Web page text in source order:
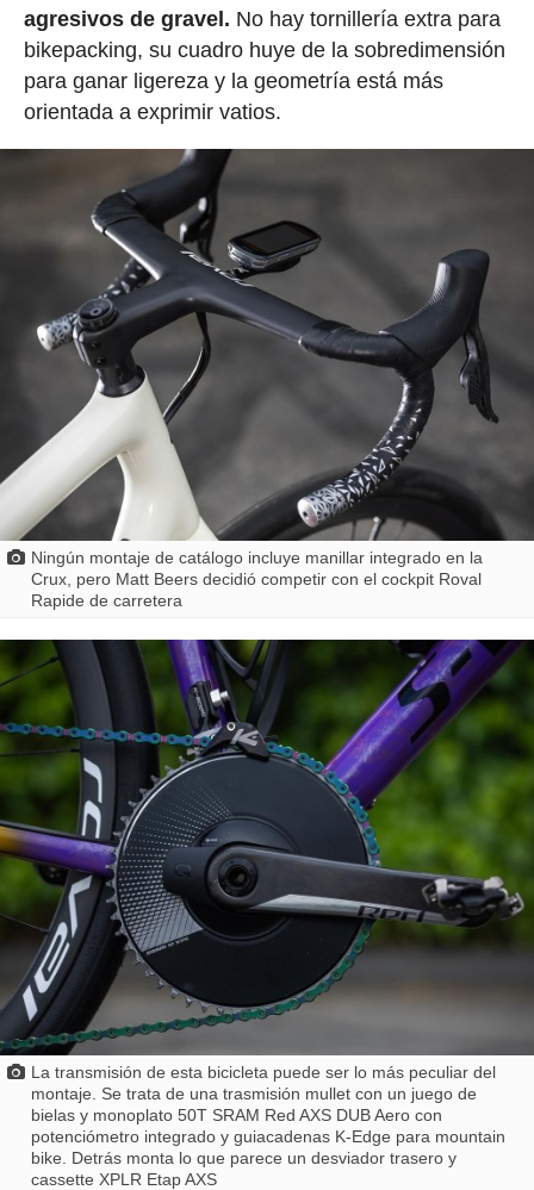
agresivos de gravel. No hay tornillería extra para
bikepacking, su cuadro huye de la sobredimensión
para ganar ligereza y la geometría está más
orientada a exprimir vatios.
Ningún montaje de catálogo incluye manillar integrado en la
Crux, pero Matt Beers decidió competir con el cockpit Roval
Rapide de carretera
La transmisión de esta bicicleta puede ser lo más peculiar del
montaje. Se trata de una trasmisión mullet con un juego de
bielas y monoplato 50T SRAM Red AXS DUB Aero con
potenciómetro integrado y guiacadenas K-Edge para mountain
bike. Detrás monta lo que parece un desviador trasero y
cassette XPLR Etap AXS